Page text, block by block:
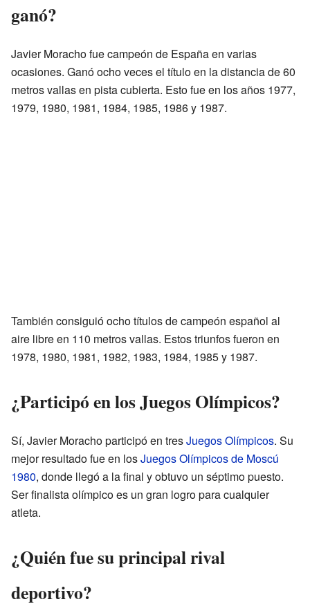
ganó?
Javier Moracho fue campeón de España en varias
ocasiones. Ganó ocho veces el título en la distancia de 60
metros vallas en pista cubierta. Esto fue en los años 1977,
1979, 1980, 1981, 1984, 1985, 1986 y 1987.
También consiguió ocho títulos de campeón español al
aire libre en 110 metros vallas. Estos triunfos fueron en
1978, 1980, 1981, 1982, 1983, 1984, 1985 y 1987.
¿Participó en los Juegos Olímpicos?
Sí, Javier Moracho participó en tresJuegos Olímpicos. Su
mejor resultado fue en losJuegos Olímpicos de Moscú
1980, donde llegó a la final y obtuvo un séptimo puesto.
Ser finalista olímpico es un gran logro para cualquier
atleta.
¿Quién fue su principal rival
deportivo?